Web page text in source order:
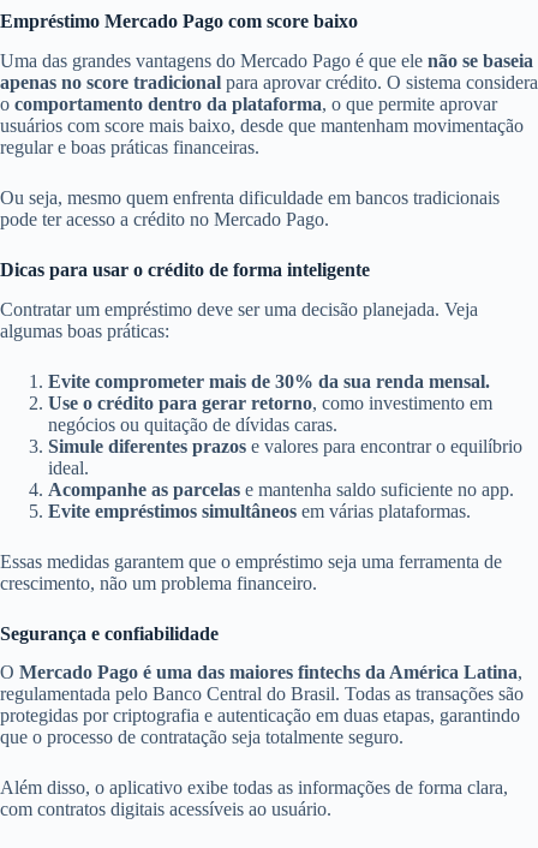
Empréstimo Mercado Pago com score baixo
Uma das grandes vantagens do Mercado Pago é que ele não se baseia
apenas no score tradicional para aprovar crédito. O sistema considera
o comportamento dentro da plataforma, o que permite aprovar
usuários com score mais baixo, desde que mantenham movimentação
regular e boas práticas financeiras.
Ou seja, mesmo quem enfrenta dificuldade em bancos tradicionais
pode ter acesso a crédito no Mercado Pago.
Dicas para usar o crédito de forma inteligente
Contratar um empréstimo deve ser uma decisão planejada. Veja
algumas boas práticas:
Evite comprometer mais de 30% da sua renda mensal.
Use o crédito para gerar retorno, como investimento em
negócios ou quitação de dívidas caras.
Simule diferentes prazos e valores para encontrar o equilíbrio
ideal.
Acompanhe as parcelas e mantenha saldo suficiente no app.
Evite empréstimos simultâneos em várias plataformas.
Essas medidas garantem que o empréstimo seja uma ferramenta de
crescimento, não um problema financeiro.
Segurança e confiabilidade
O Mercado Pago é uma das maiores fintechs da América Latina,
regulamentada pelo Banco Central do Brasil. Todas as transações são
protegidas por criptografia e autenticação em duas etapas, garantindo
que o processo de contratação seja totalmente seguro.
Além disso, o aplicativo exibe todas as informações de forma clara,
com contratos digitais acessíveis ao usuário.